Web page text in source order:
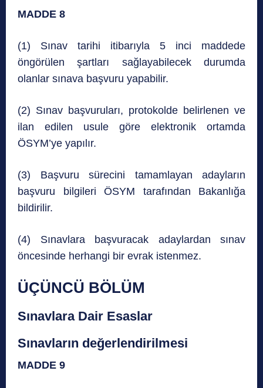
MADDE 8
(1) Sınav tarihi itibarıyla 5 inci maddede
öngörülen şartları sağlayabilecek durumda
olanlar sınava başvuru yapabilir.
(2) Sınav başvuruları, protokolde belirlenen ve
ilan edilen usule göre elektronik ortamda
ÖSYM’ye yapılır.
(3) Başvuru sürecini tamamlayan adayların
başvuru bilgileri ÖSYM tarafından Bakanlığa
bildirilir.
(4) Sınavlara başvuracak adaylardan sınav
öncesinde herhangi bir evrak istenmez.
ÜÇÜNCÜ BÖLÜM
Sınavlara Dair Esaslar
Sınavların değerlendirilmesi
MADDE 9